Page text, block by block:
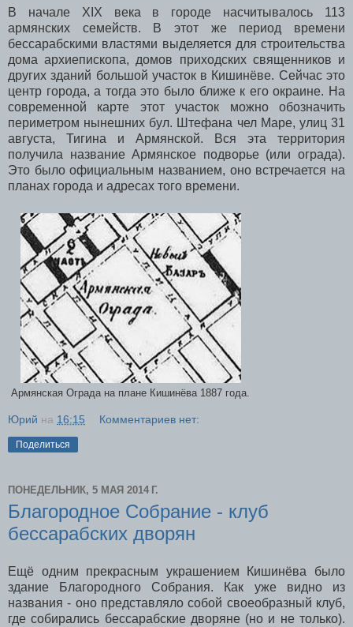
В начале XIX века в городе насчитывалось 113
армянских семейств. В этот же период времени
бессарабскими властями выделяется для строительства
дома архиепископа, домов приходских священников и
других зданий большой участок в Кишинёве. Сейчас это
центр города, а тогда это было ближе к его окраине. На
современной карте этот участок можно обозначить
периметром нынешних бул. Штефана чел Маре, улиц 31
августа, Тигина и Армянской. Вся эта территория
получила название Армянское подворье (или ограда).
Это было официальным названием, оно встречается на
планах города и адресах того времени.
Армянская Ограда на плане Кишинёва 1887 года.
Юрий на 16:15 Комментариев нет:
Поделиться
ПОНЕДЕЛЬНИК, 5 МАЯ 2014 Г.
Благородное Собрание - клуб
бессарабских дворян
Ещё одним прекрасным украшением Кишинёва было
здание Благородного Собрания. Как уже видно из
названия - оно представляло собой своеобразный клуб,
где собирались бессарабские дворяне (но и не только).